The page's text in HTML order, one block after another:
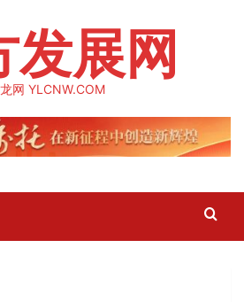
发展网
网 YLCNW.COM